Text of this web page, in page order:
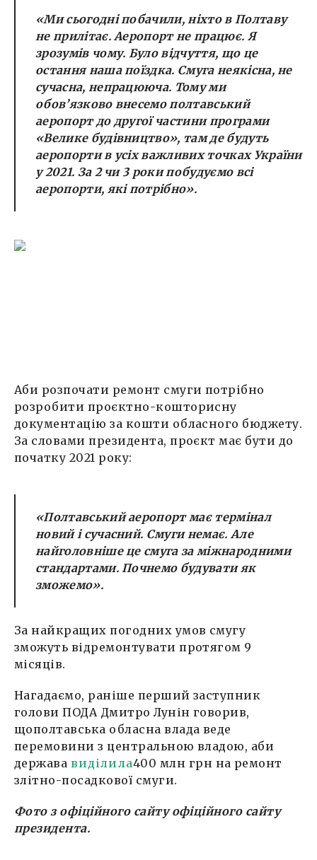
«Ми сьогодні побачили, ніхто в Полтаву
не прилітає. Аеропорт не працює. Я
зрозумів чому. Було відчуття, що це
остання наша поїздка. Смуга неякісна, не
сучасна, непрацююча. Тому ми
обов’язково внесемо полтавський
аеропорт до другої частини програми
«Велике будівництво», там де будуть
аеропорти в усіх важливих точках України
у 2021. За 2 чи 3 роки побудуємо всі
аеропорти, які потрібно».
Аби розпочати ремонт смуги потрібно
розробити проєктно-кошторисну
документацію за кошти обласного бюджету.
За словами президента, проєкт має бути до
початку 2021 року:
«Полтавський аеропорт має термінал
новий і сучасний. Смуги немає. Але
найголовніше це смуга за міжнародними
стандартами. Почнемо будувати як
зможемо».
За найкращих погодних умов смугу
зможуть відремонтувати протягом 9
місяців.
Нагадаємо, раніше перший заступник
голови ПОДА Дмитро Лунін говорив,
щополтавська обласна влада веде
перемовини з центральною владою, аби
держава виділила400 млн грн на ремонт
злітно-посадкової смуги.
Фото з офіційного сайтуофіційного сайту
президента.